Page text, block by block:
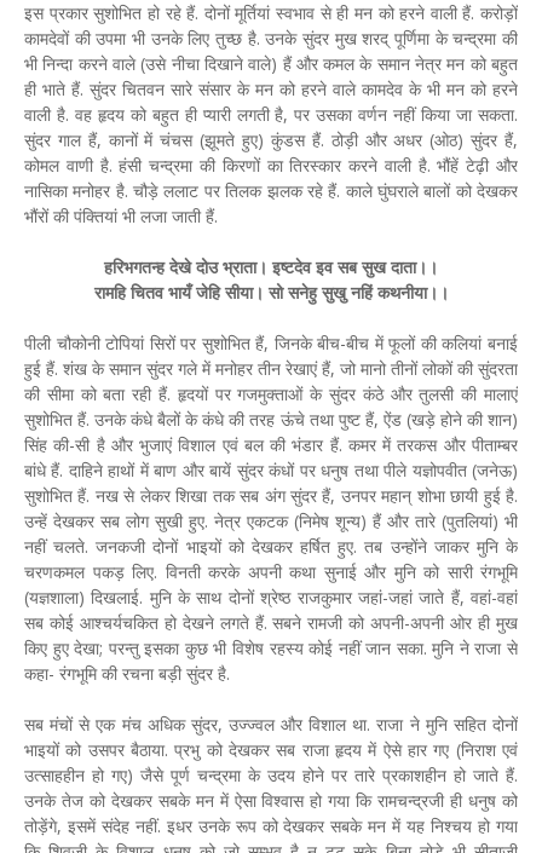
इस प्रकार सुशोभित हो रहे हैं. दोनों मूर्तियां स्वभाव से ही मन को हरने वाली हैं. करोड़ों
कामदेवों की उपमा भी उनके लिए तुच्छ है. उनके सुंदर मुख शरद् पूर्णिमा के चन्द्रमा की
भी निन्दा करने वाले (उसे नीचा दिखाने वाले) हैं और कमल के समान नेत्र मन को बहुत
ही भाते हैं. सुंदर चितवन सारे संसार के मन को हरने वाले कामदेव के भी मन को हरने
वाली है. वह हृदय को बहुत ही प्यारी लगती है, पर उसका वर्णन नहीं किया जा सकता.
सुंदर गाल हैं, कानों में चंचस (झूमते हुए) कुंडस हैं. ठोड़ी और अधर (ओठ) सुंदर हैं,
कोमल वाणी है. हंसी चन्द्रमा की किरणों का तिरस्कार करने वाली है. भौंहें टेढ़ी और
नासिका मनोहर है. चौड़े ललाट पर तिलक झलक रहे हैं. काले घुंघराले बालों को देखकर
भौंरों की पंक्तियां भी लजा जाती हैं.
हरिभगतन्ह देखे दोउ भ्राता। इष्टदेव इव सब सुख दाता।।
रामहि चितव भायँ जेहि सीया। सो सनेहु सुखु नहिं कथनीया।।
पीली चौकोनी टोपियां सिरों पर सुशोभित हैं, जिनके बीच-बीच में फूलों की कलियां बनाई
हुई हैं. शंख के समान सुंदर गले में मनोहर तीन रेखाएं हैं, जो मानो तीनों लोकों की सुंदरता
की सीमा को बता रही हैं. हृदयों पर गजमुक्ताओं के सुंदर कंठे और तुलसी की मालाएं
सुशोभित हैं. उनके कंधे बैलों के कंधे की तरह ऊंचे तथा पुष्ट हैं, ऐंड (खड़े होने की शान)
सिंह की-सी है और भुजाएं विशाल एवं बल की भंडार हैं. कमर में तरकस और पीताम्बर
बांधे हैं. दाहिने हाथों में बाण और बायें सुंदर कंधों पर धनुष तथा पीले यज्ञोपवीत (जनेऊ)
सुशोभित हैं. नख से लेकर शिखा तक सब अंग सुंदर हैं, उनपर महान् शोभा छायी हुई है.
उन्हें देखकर सब लोग सुखी हुए. नेत्र एकटक (निमेष शून्य) हैं और तारे (पुतलियां) भी
नहीं चलते. जनकजी दोनों भाइयों को देखकर हर्षित हुए. तब उन्होंने जाकर मुनि के
चरणकमल पकड़ लिए. विनती करके अपनी कथा सुनाई और मुनि को सारी रंगभूमि
(यज्ञशाला) दिखलाई. मुनि के साथ दोनों श्रेष्ठ राजकुमार जहां-जहां जाते हैं, वहां-वहां
सब कोई आश्चर्यचकित हो देखने लगते हैं. सबने रामजी को अपनी-अपनी ओर ही मुख
किए हुए देखा; परन्तु इसका कुछ भी विशेष रहस्य कोई नहीं जान सका. मुनि ने राजा से
कहा- रंगभूमि की रचना बड़ी सुंदर है.
सब मंचों से एक मंच अधिक सुंदर, उज्ज्वल और विशाल था. राजा ने मुनि सहित दोनों
भाइयों को उसपर बैठाया. प्रभु को देखकर सब राजा हृदय में ऐसे हार गए (निराश एवं
उत्साहहीन हो गए) जैसे पूर्ण चन्द्रमा के उदय होने पर तारे प्रकाशहीन हो जाते हैं.
उनके तेज को देखकर सबके मन में ऐसा विश्वास हो गया कि रामचन्द्रजी ही धनुष को
तोड़ेंगे, इसमें संदेह नहीं. इधर उनके रूप को देखकर सबके मन में यह निश्चय हो गया